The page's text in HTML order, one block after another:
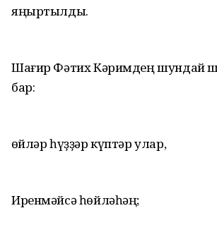
яңыртылды.
Шағир Фәтих Кәримдең шундай
бар:
Һөйләр һүҙҙәр күптәр улар,
Иренмәйсә һөйләһәң;